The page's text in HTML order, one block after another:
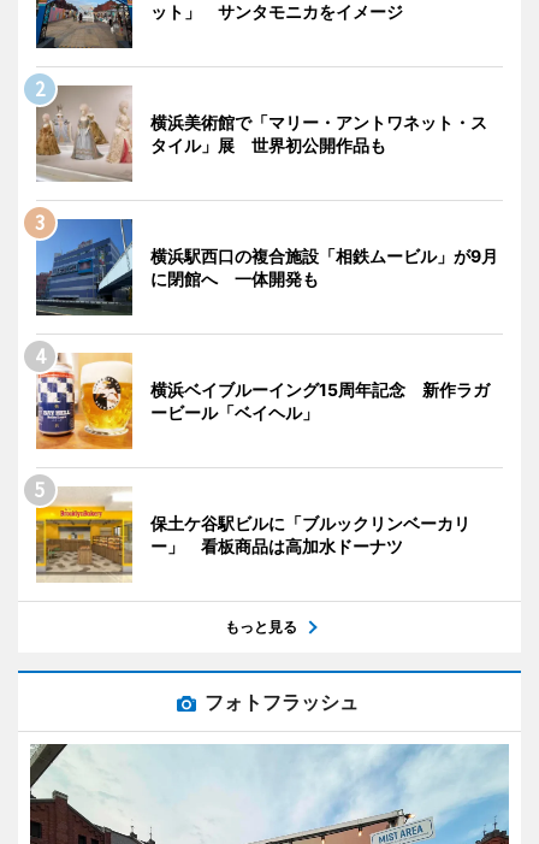
ット」 サンタモニカをイメージ
横浜美術館で「マリー・アントワネット・ス
タイル」展 世界初公開作品も
横浜駅西口の複合施設「相鉄ムービル」が9月
に閉館へ 一体開発も
横浜ベイブルーイング15周年記念 新作ラガ
ービール「ベイヘル」
保土ケ谷駅ビルに「ブルックリンベーカリ
ー」 看板商品は高加水ドーナツ
もっと見る
フォトフラッシュ